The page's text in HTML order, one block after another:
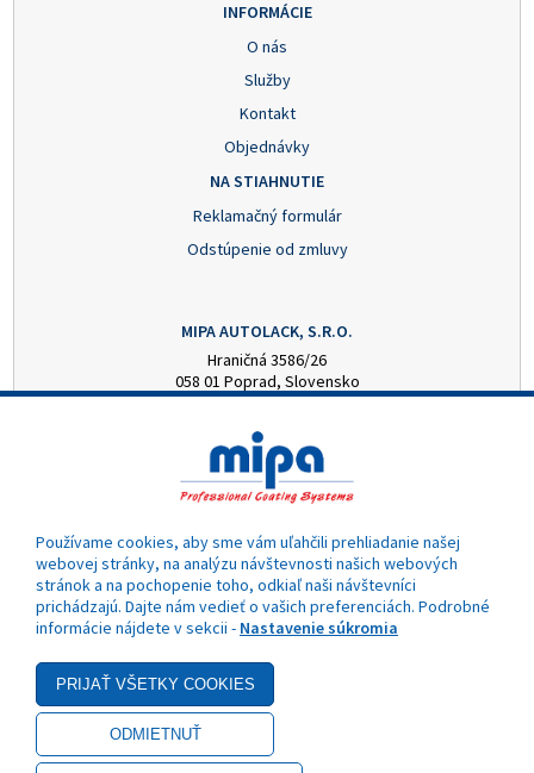
INFORMÁCIE
O nás
Služby
Kontakt
Objednávky
NA STIAHNUTIE
Reklamačný formulár
Odstúpenie od zmluvy
MIPA AUTOLACK, S.R.O.
Hraničná 3586/26
058 01 Poprad, Slovensko
mipa@autolack.sk
OTVÁRACIE HODINY
Pondelok - Piatok: 8:00 - 16:00 hod.
- Akciová cena
Používame cookies, aby sme vám uľahčili prehliadanie našej
webovej stránky, na analýzu návštevnosti našich webových
stránok a na pochopenie toho, odkiaľ naši návštevníci
prichádzajú. Dajte nám vedieť o vašich preferenciách. Podrobné
informácie nájdete v sekcii - Nastavenie súkromia